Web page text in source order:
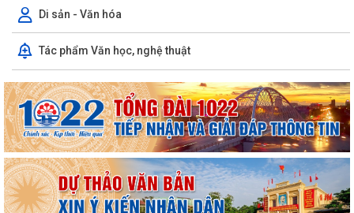
Di sản - Văn hóa
Tác phẩm Văn học, nghệ thuật